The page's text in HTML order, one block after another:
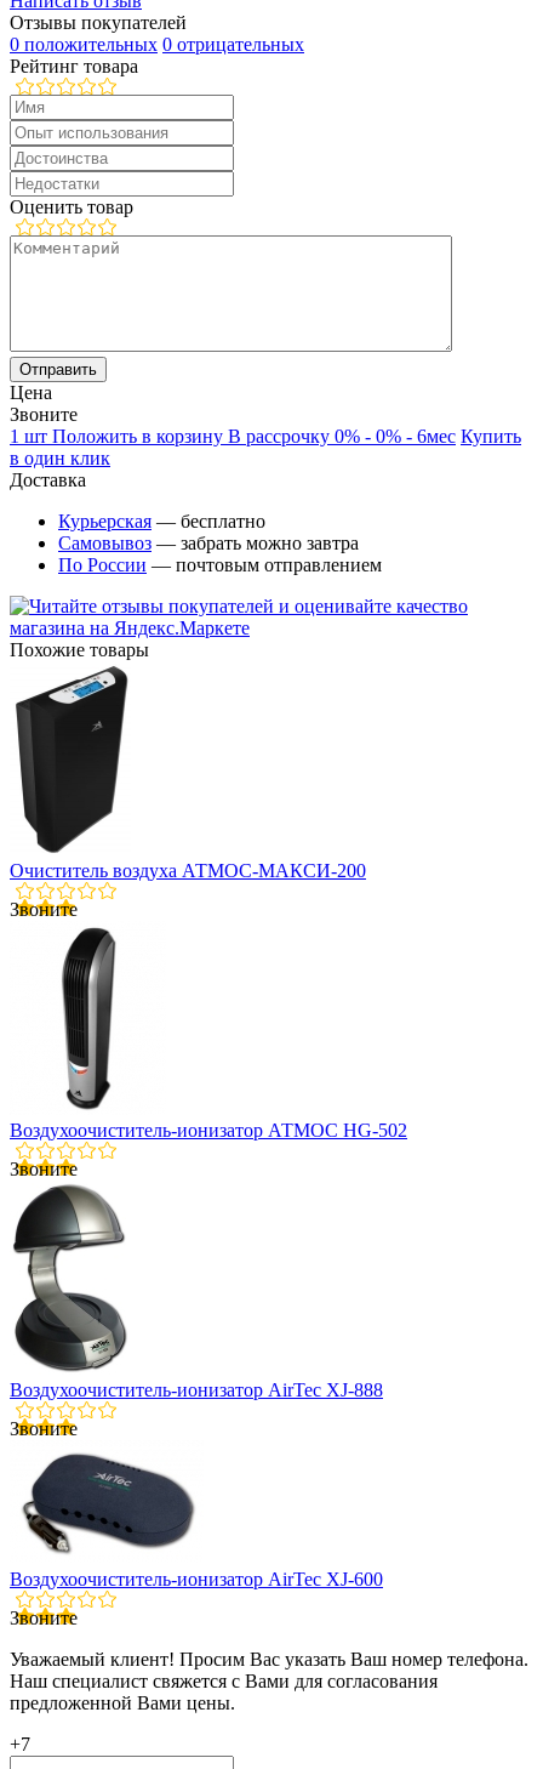
Отзывы покупателей
0 положительных 0 отрицательных
Рейтинг товара
Оценить товар
Цена
Звоните
1 шт Положить в корзину В рассрочку 0% - 0% - 6мес Купить
в один клик
Доставка
Курьерская — бесплатно
Самовывоз — забрать можно завтра
По России — почтовым отправлением
Похожие товары
Очиститель воздуха АТМОС-МАКСИ-200
Звоните
Воздухоочиститель-ионизатор АТМОС HG-502
Звоните
Воздухоочиститель-ионизатор AirTec XJ-888
Звоните
Воздухоочиститель-ионизатор AirTec XJ-600
Звоните
Уважаемый клиент! Просим Вас указать Ваш номер телефона.
Наш специалист свяжется с Вами для согласования
предложенной Вами цены.
+7